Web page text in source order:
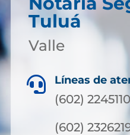
Tuluá
Valle
 Líneas de
(602) 2245110
(602)